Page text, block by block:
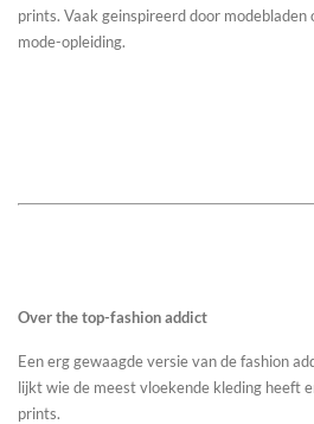
prints. Vaak geinspireerd door modebladen
mode-opleiding.
Over the top-fashion addict
Een erg gewaagde versie van de fashion
lijkt wie de meest vloekende kleding heeft
prints.